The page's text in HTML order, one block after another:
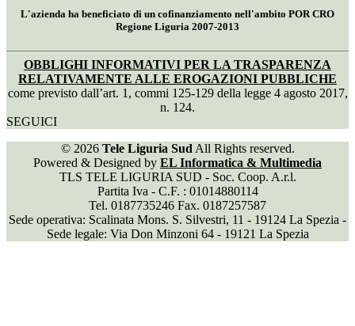
L'azienda ha beneficiato di un cofinanziamento nell'ambito POR CRO
Regione Liguria 2007-2013
OBBLIGHI INFORMATIVI PER LA TRASPARENZA
RELATIVAMENTE ALLE EROGAZIONI PUBBLICHE
come previsto dall’art. 1, commi 125-129 della legge 4 agosto 2017,
n. 124.
SEGUICI
© 2026 Tele Liguria Sud All Rights reserved.
Powered & Designed by EL Informatica & Multimedia
TLS TELE LIGURIA SUD - Soc. Coop. A.r.l.
Partita Iva - C.F. : 01014880114
Tel. 0187735246 Fax. 0187257587
Sede operativa: Scalinata Mons. S. Silvestri, 11 - 19124 La Spezia -
Sede legale: Via Don Minzoni 64 - 19121 La Spezia